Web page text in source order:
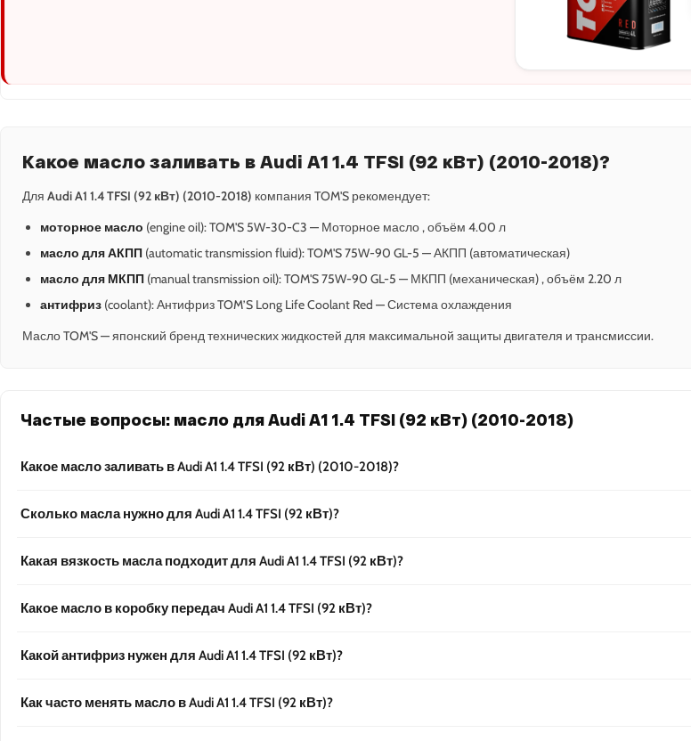
Какое масло заливать в Audi A1 1.4 TFSI (92 кВт) (2010-2018)?
Для Audi A1 1.4 TFSI (92 кВт) (2010-2018) компания TOM'S рекомендует:
моторное масло (engine oil): TOM'S 5W-30-C3 — Моторное масло , объём 4.00 л
масло для АКПП (automatic transmission fluid): TOM'S 75W-90 GL-5 — АКПП (автоматическая)
масло для МКПП (manual transmission oil): TOM'S 75W-90 GL-5 — МКПП (механическая) , объём 2.20 л
антифриз (coolant): Антифриз TOM’S Long Life Coolant Red — Система охлаждения
Масло TOM'S — японский бренд технических жидкостей для максимальной защиты двигателя и трансмиссии.
Частые вопросы: масло для Audi A1 1.4 TFSI (92 кВт) (2010-2018)
Какое масло заливать в Audi A1 1.4 TFSI (92 кВт) (2010-2018)?
Сколько масла нужно для Audi A1 1.4 TFSI (92 кВт)?
Какая вязкость масла подходит для Audi A1 1.4 TFSI (92 кВт)?
Какое масло в коробку передач Audi A1 1.4 TFSI (92 кВт)?
Какой антифриз нужен для Audi A1 1.4 TFSI (92 кВт)?
Как часто менять масло в Audi A1 1.4 TFSI (92 кВт)?